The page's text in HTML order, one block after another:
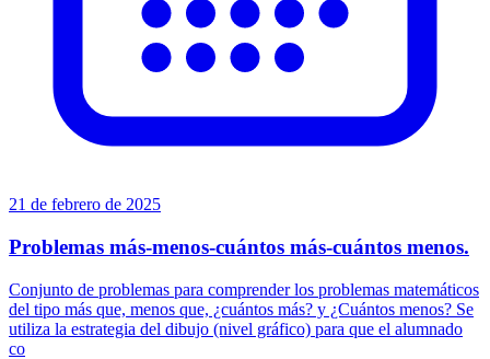
21 de febrero de 2025
Problemas más-menos-cuántos más-cuántos menos.
Conjunto de problemas para comprender los problemas matemáticos
del tipo más que, menos que, ¿cuántos más? y ¿Cuántos menos? Se
utiliza la estrategia del dibujo (nivel gráfico) para que el alumnado
co